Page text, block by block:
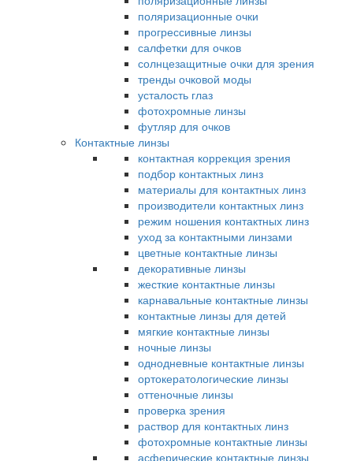
поляризационные очки
прогрессивные линзы
салфетки для очков
солнцезащитные очки для зрения
тренды очковой моды
усталость глаз
фотохромные линзы
футляр для очков
Контактные линзы
контактная коррекция зрения
подбор контактных линз
материалы для контактных линз
производители контактных линз
режим ношения контактных линз
уход за контактными линзами
цветные контактные линзы
декоративные линзы
жесткие контактные линзы
карнавальные контактные линзы
контактные линзы для детей
мягкие контактные линзы
ночные линзы
однодневные контактные линзы
ортокератологические линзы
оттеночные линзы
проверка зрения
раствор для контактных линз
фотохромные контактные линзы
асферические контактные линзы